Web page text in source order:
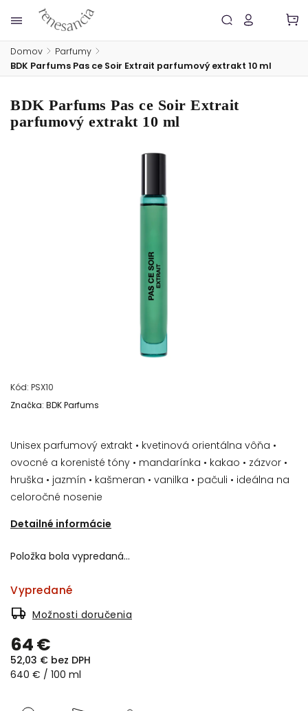
Domov / Parfumy /
BDK Parfums Pas ce Soir Extrait parfumový extrakt 10 ml
BDK Parfums Pas ce Soir Extrait
parfumový extrakt 10 ml
Kód: PSX10
Unisex parfumový extrakt • kvetinová orientálna vôňa •
ovocné a korenisté tóny • mandarínka • kakao • zázvor •
hruška • jazmín • kašmeran • vanilka • pačuli • ideálna na
celoročné nosenie
Detailné informácie
Značka: BDK Parfums
Položka bola vypredaná…
64 €
52,03 € bez DPH
640 € / 100 ml
Vypredané
Možnosti doručenia